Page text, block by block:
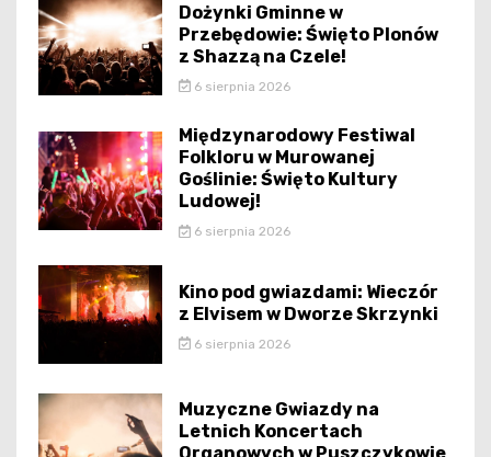
Dożynki Gminne w
Przebędowie: Święto Plonów
z Shazzą na Czele!
6 sierpnia 2026
Międzynarodowy Festiwal
Folkloru w Murowanej
Goślinie: Święto Kultury
Ludowej!
6 sierpnia 2026
Kino pod gwiazdami: Wieczór
z Elvisem w Dworze Skrzynki
6 sierpnia 2026
Muzyczne Gwiazdy na
Letnich Koncertach